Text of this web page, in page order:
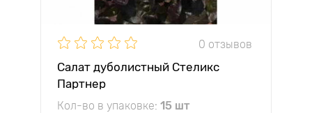
0 отзывов
Салат дуболистный Стеликс
Партнер
Кол-во в упаковке: 15 шт